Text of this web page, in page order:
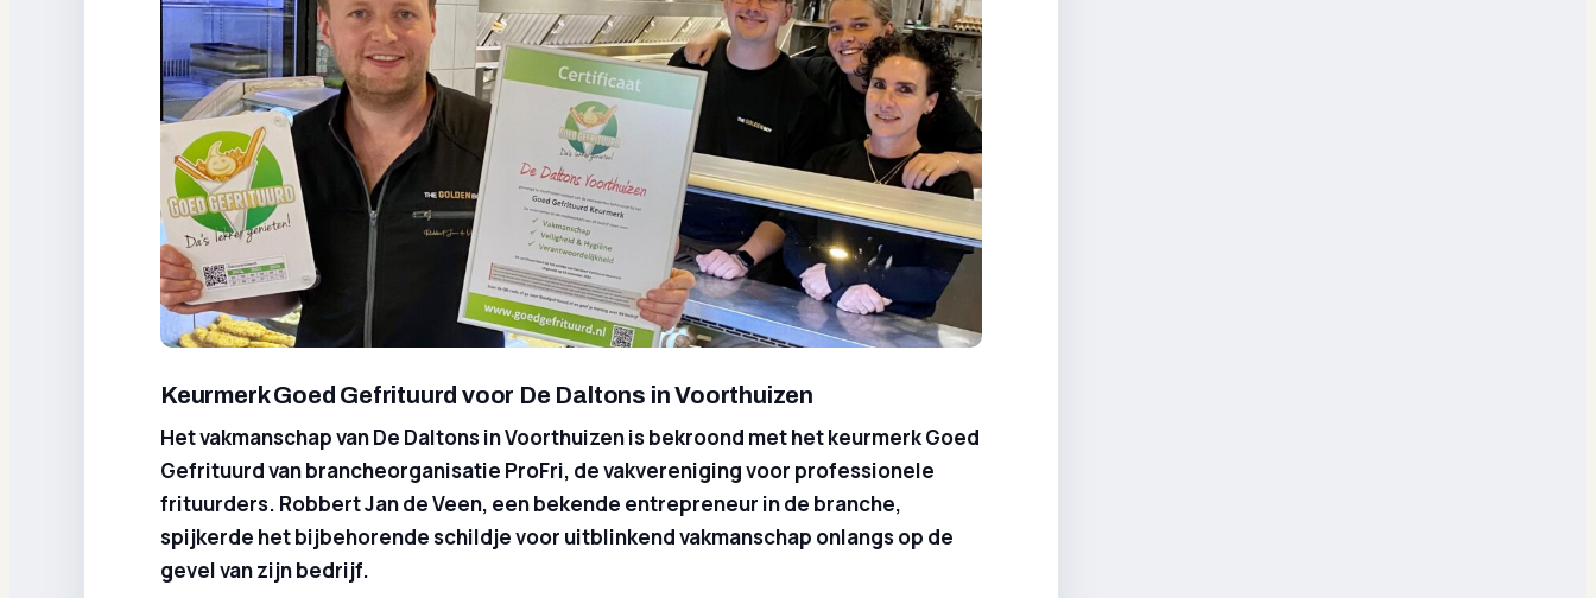
Keurmerk Goed Gefrituurd voor De Daltons in Voorthuizen
Het vakmanschap van De Daltons in Voorthuizen is bekroond met het keurmerk Goed
Gefrituurd van brancheorganisatie ProFri, de vakvereniging voor professionele
frituurders. Robbert Jan de Veen, een bekende entrepreneur in de branche,
spijkerde het bijbehorende schildje voor uitblinkend vakmanschap onlangs op de
gevel van zijn bedrijf.